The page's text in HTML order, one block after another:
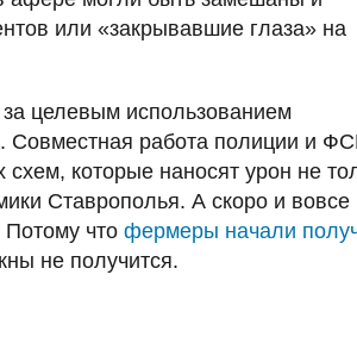
или «закрывавшие глаза» на
целевым использованием
Совместная работа полиции и
которые наносят урон не
Ставрополья. А скоро и вовсе
Потому что фермеры начали
не получится.